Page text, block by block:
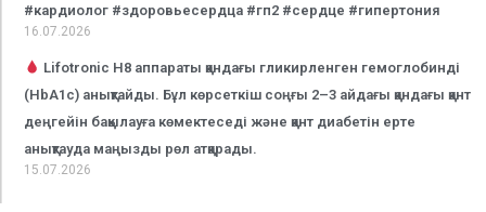
#кардиолог #здоровьесердца #гп2 #сердце #гипертония
16.07.2026
Lifotronic H8 аппараты қандағы гликирленген гемоглобинді
(HbA1c) анықтайды. Бұл көрсеткіш соңғы 2–3 айдағы қандағы қант
деңгейін бақылауға көмектеседі және қант диабетін ерте
анықтауда маңызды рөл атқарады.
15.07.2026